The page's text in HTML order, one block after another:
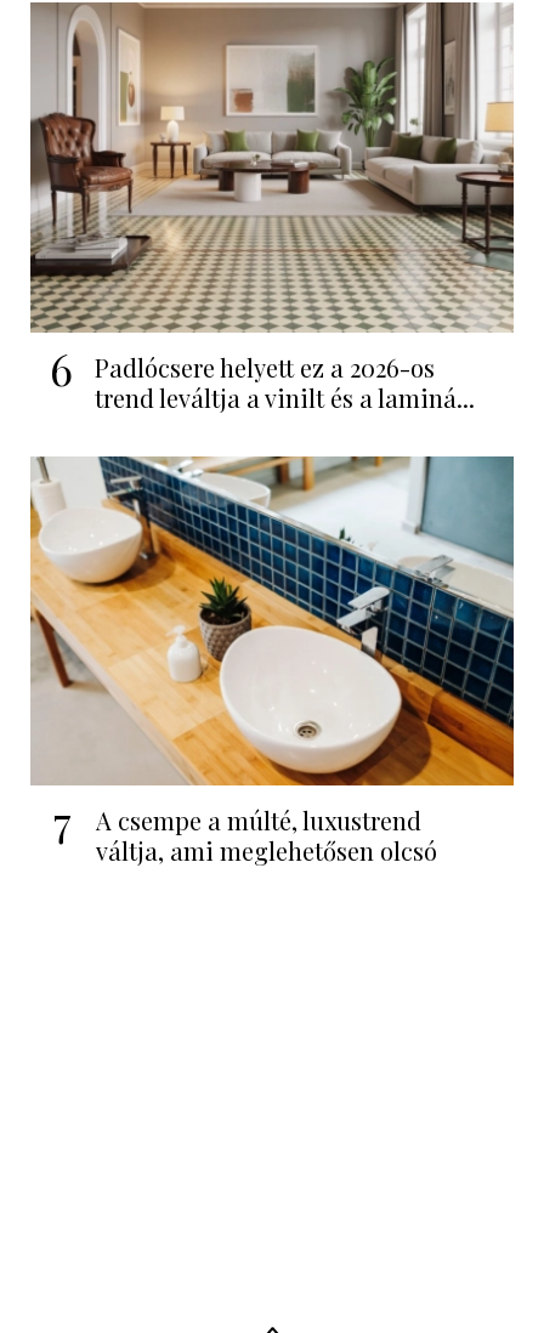
6
Padlócsere helyett ez a 2026-os
trend leváltja a vinilt és a laminá...
7
A csempe a múlté, luxustrend
váltja, ami meglehetősen olcsó